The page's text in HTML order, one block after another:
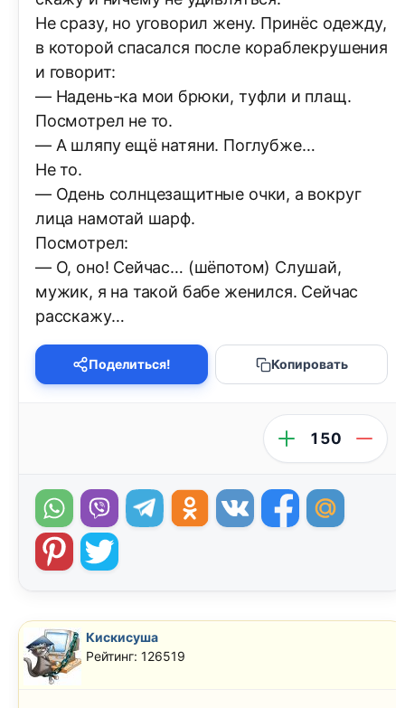
Не сразу, но уговорил жену. Принёс одежду,
в которой спасался после кораблекрушения
и говорит:
— Надень-ка мои брюки, туфли и плащ.
Посмотрел не то.
— А шляпу ещё натяни. Поглубже…
Не то.
— Одень солнцезащитные очки, а вокруг
лица намотай шарф.
Посмотрел:
— О, оно! Сейчас… (шёпотом) Слушай,
мужик, я на такой бабе женился. Сейчас
расскажу…
Поделиться! Копировать
150
Кискисуша
Рейтинг: 126519